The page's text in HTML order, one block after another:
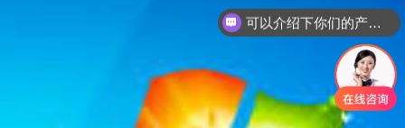
可以介绍下你们的产品么？